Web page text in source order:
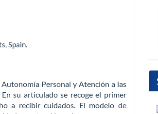
,Spain.
Autonomía Personal y Atención a las
su articulado se recoge el primer
a recibir cuidados. El modelo de